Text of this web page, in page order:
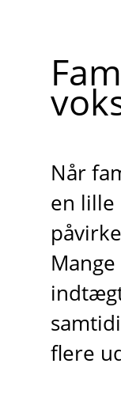
Når
en lille
flere